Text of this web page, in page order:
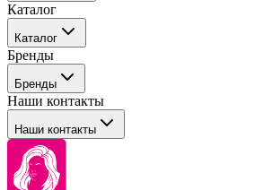
События
Покупателю
Каталог
Каталог
Профессиональные средства для
Сервисные средства
Уход
Стайлинг
Брови и ресницы
Барберинг
Наборы
Расходные материалы
Бренды
Бренды
Tefia
Concept
Kezy
Barex
Sim Sensitive
Наши контакты
Наши контакты
+ 375 44 7233514